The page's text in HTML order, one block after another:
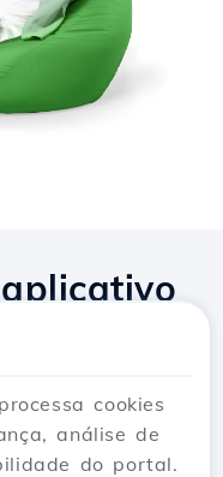
cookies
análise de
do portal.